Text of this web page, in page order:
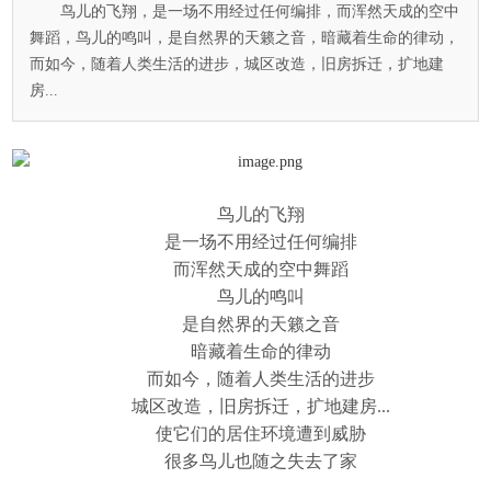
鸟儿的飞翔，是一场不用经过任何编排，而浑然天成的空中
舞蹈，鸟儿的鸣叫，是自然界的天籁之音，暗藏着生命的律动，
而如今，随着人类生活的进步，城区改造，旧房拆迁，扩地建
房...
鸟儿的飞翔
是一场不用经过任何编排
而浑然天成的空中舞蹈
鸟儿的鸣叫
是自然界的天籁之音
暗藏着生命的律动
而如今，随着人类生活的进步
城区改造，旧房拆迁，扩地建房...
使它们的居住环境遭到威胁
很多鸟儿也随之失去了家